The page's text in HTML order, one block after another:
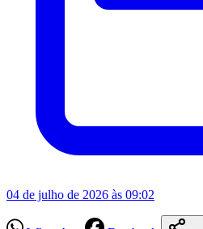
04 de julho de 2026 às 09:02